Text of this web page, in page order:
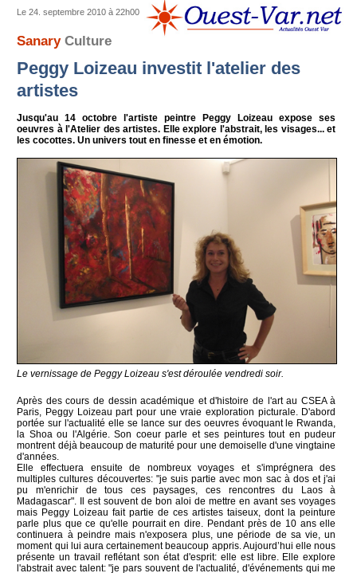
Le 24. septembre 2010 à 22h00
SanaryCulture
Peggy Loizeau investit l'atelier des
artistes
Jusqu'au 14 octobre l'artiste peintre Peggy Loizeau expose ses
oeuvres à l'Atelier des artistes. Elle explore l'abstrait, les visages... et
les cocottes. Un univers tout en finesse et en émotion.
Le vernissage de Peggy Loizeau s'est déroulée vendredi soir.
Après des cours de dessin académique et d'histoire de l'art au CSEA à
Paris, Peggy Loizeau part pour une vraie exploration picturale. D'abord
portée sur l'actualité elle se lance sur des oeuvres évoquant le Rwanda,
la Shoa ou l'Algérie. Son coeur parle et ses peintures tout en pudeur
montrent déjà beaucoup de maturité pour une demoiselle d'une vingtaine
d'années.
Elle effectuera ensuite de nombreux voyages et s'imprégnera des
multiples cultures découvertes: "je suis partie avec mon sac à dos et j'ai
pu m'enrichir de tous ces paysages, ces rencontres du Laos à
Madagascar". Il est souvent de bon aloi de mettre en avant ses voyages
mais Peggy Loizeau fait partie de ces artistes taiseux, dont la peinture
parle plus que ce qu'elle pourrait en dire. Pendant près de 10 ans elle
continuera à peindre mais n'exposera plus, une période de sa vie, un
moment qui lui aura certainement beaucoup appris. Aujourd’hui elle nous
présente un travail reflétant son état d'esprit: elle est libre. Elle explore
l'abstrait avec talent: "je pars souvent de l'actualité, d'événements qui me